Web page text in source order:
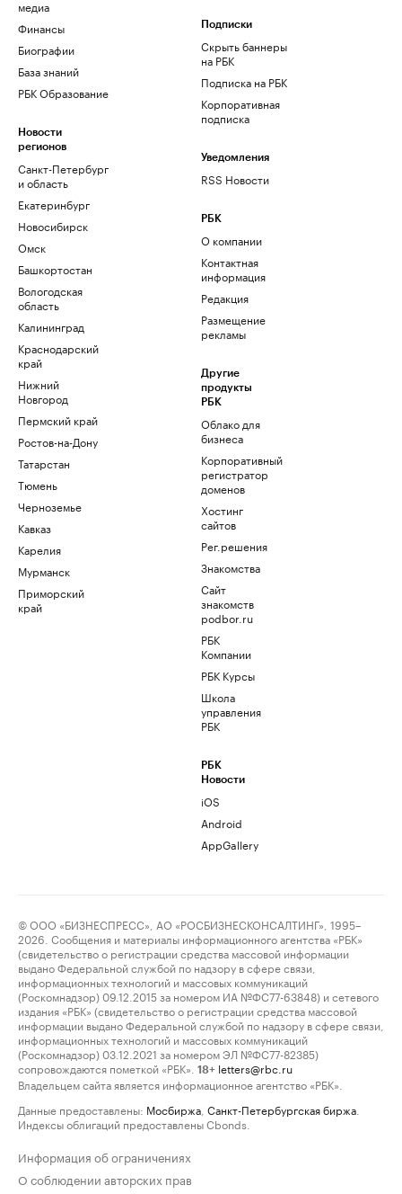
медиа
Финансы
Биографии
База знаний
РБК Образование
Новости
регионов
Санкт-Петербург
и область
Екатеринбург
Новосибирск
Омск
Башкортостан
Вологодская
область
Калининград
Краснодарский
край
Нижний
Новгород
Пермский край
Ростов-на-Дону
Татарстан
Тюмень
Черноземье
Кавказ
Карелия
Мурманск
Приморский
край
Подписки
Скрыть баннеры
на РБК
Подписка на РБК
Корпоративная
подписка
Уведомления
RSS Новости
РБК
О компании
Контактная
информация
Редакция
Размещение
рекламы
Другие
продукты
РБК
Облако для
бизнеса
Корпоративный
регистратор
доменов
Хостинг
сайтов
Рег.решения
Знакомства
Сайт
знакомств
podbor.ru
РБК
Компании
РБК Курсы
Школа
управления
РБК
РБК
Новости
iOS
Android
AppGallery
© ООО «БИЗНЕСПРЕСС», АО «РОСБИЗНЕСКОНСАЛТИНГ», 1995–
2026. Сообщения и материалы информационного агентства «РБК»
(свидетельство о регистрации средства массовой информации
выдано Федеральной службой по надзору в сфере связи,
информационных технологий и массовых коммуникаций
(Роскомнадзор) 09.12.2015 за номером ИА №ФС77-63848) и сетевого
издания «РБК» (свидетельство о регистрации средства массовой
информации выдано Федеральной службой по надзору в сфере связи,
информационных технологий и массовых коммуникаций
(Роскомнадзор) 03.12.2021 за номером ЭЛ №ФС77-82385)
сопровождаются пометкой «РБК».
18+ letters@rbc.ru
Владельцем сайта является информационное агентство «РБК».
Данные предоставлены: Мосбиржа Санкт-Петербургская биржа
Индексы облигаций предоставлены Cbonds.
Информация об ограничениях
О соблюдении авторских прав